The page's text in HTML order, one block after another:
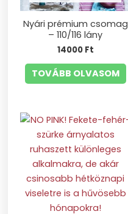
Nyári prémium csomag
– 110/116 lány
14000 Ft
TOVÁBB OLVASOM